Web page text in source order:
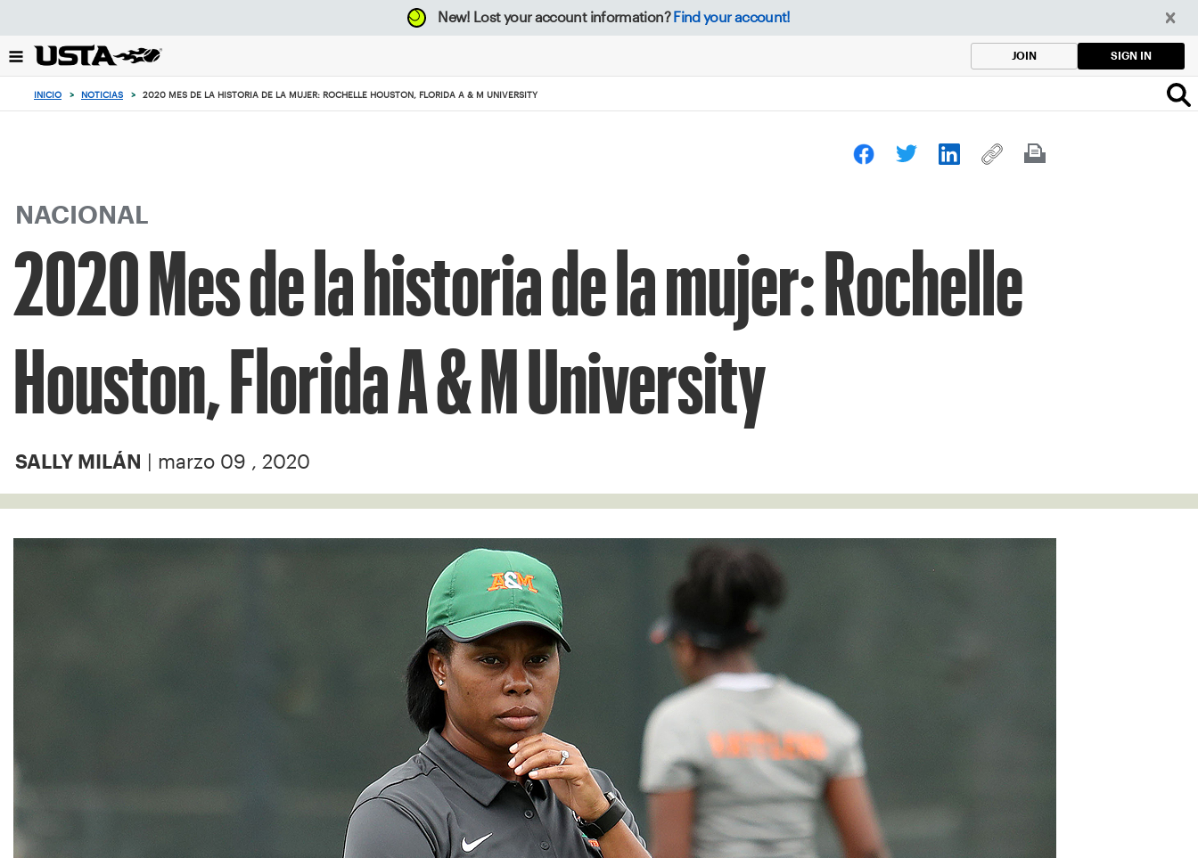
el
botón
New! Lost your account information? Find your account!
JOIN SIGN IN
INICIO > NOTICIAS > 2020 MES DE LA HISTORIA DE LA MUJER: ROCHELLE HOUSTON, FLORIDA A & M UNIVERSITY
NACIONAL
2020 Mes de la historia de la mujer: Rochelle
Houston, Florida A & M University
SALLY MILÁN | marzo 09 , 2020